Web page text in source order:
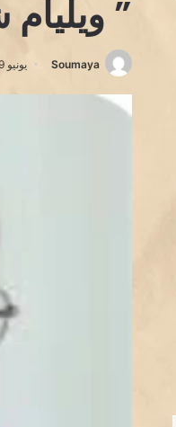
”
Soumaya يونيو 19, 2026